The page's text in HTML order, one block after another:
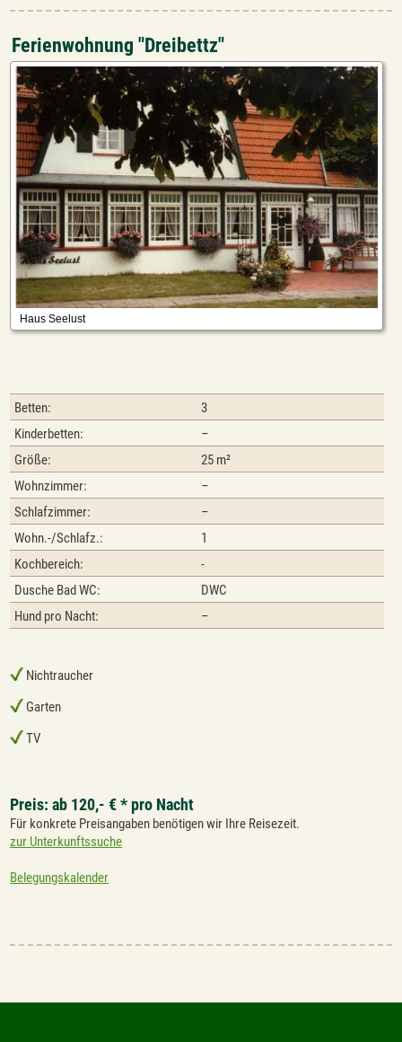
Ferienwohnung "Dreibettz"
Betten:
3
Kinderbetten:
–
Größe:
25 m²
Wohnzimmer:
–
Schlafzimmer:
–
Wohn.-/Schlafz.:
1
Kochbereich:
-
Dusche Bad WC:
DWC
Hund pro Nacht:
–
Nichtraucher
Garten
TV
Preis: ab 120,- € * pro Nacht
Für konkrete Preisangaben benötigen wir Ihre Reisezeit.
zur Unterkunftssuche
Belegungskalender